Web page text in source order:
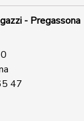
- Pregassona
47